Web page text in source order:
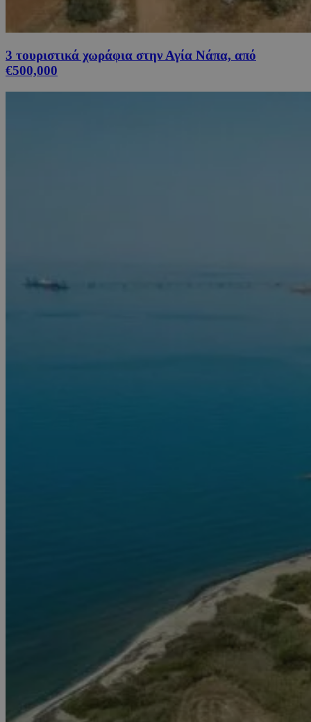
3 τουριστικά χωράφια στην Αγία Νάπα, από
€500,000